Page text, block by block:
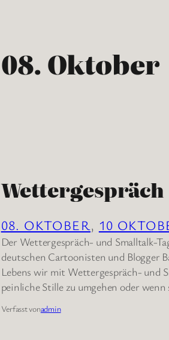
08. Oktober
Wettergespräch
08. OKTOBER, 10
Der Wettergespräch- und Smalltalk-
deutschen Cartoonisten und Blogger
Lebens wir mit Wettergespräch- und
peinliche Stille zu umgehen oder
Verfasst vonadmin